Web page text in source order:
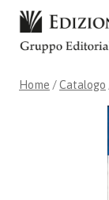
Salta
contenuto
Home /Catalogo